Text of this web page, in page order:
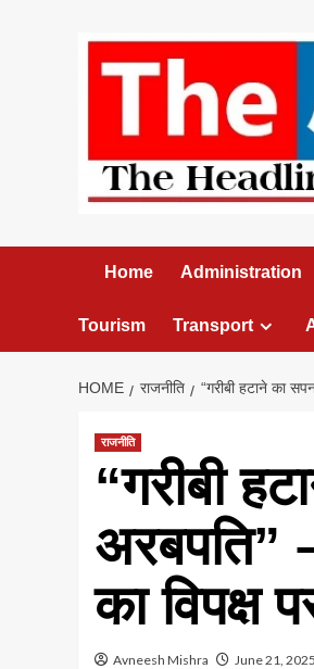
Home Administration
Tourism Transport
HOME राजनीति “गरीबी हटाने का
राजनीति
“गरीबी
अरबपति”
का विपक्ष
Avneesh Mishra June 21, 2025